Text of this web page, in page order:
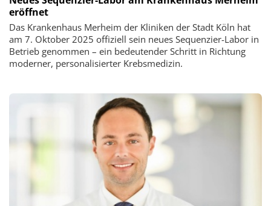
eröffnet
Das Krankenhaus Merheim der Kliniken der Stadt Köln hat
am 7. Oktober 2025 offiziell sein neues Sequenzier-Labor in
Betrieb genommen – ein bedeutender Schritt in Richtung
moderner, personalisierter Krebsmedizin.